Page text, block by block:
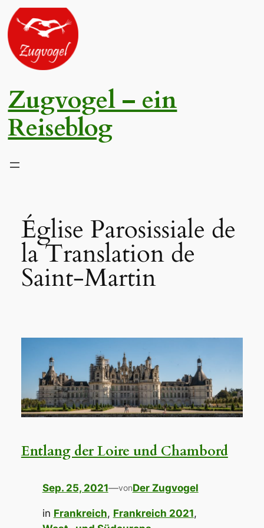
Zum
Inhalt
springen
Zugvogel – ein
Reiseblog
Église Parosissiale de
la Translation de
Saint-Martin
Entlang der Loire und Chambord
Sep. 25, 2021—vonDer Zugvogel
in Frankreich, Frankreich 2021